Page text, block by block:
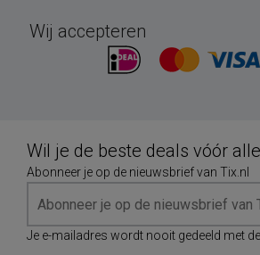
Wij accepteren
Wil je de beste deals vóór
Abonneer je op de nieuwsbrief van Tix.nl
Je e-mailadres wordt nooit gedeeld met